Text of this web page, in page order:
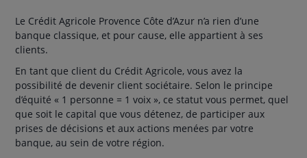
Le Crédit Agricole Provence Côte d’Azur n’a rien d’une
banque classique, et pour cause, elle appartient à ses
clients.
En tant que client du Crédit Agricole, vous avez la
possibilité de devenir client sociétaire. Selon le principe
d’équité « 1 personne = 1 voix », ce statut vous permet, quel
que soit le capital que vous détenez, de participer aux
prises de décisions et aux actions menées par votre
banque, au sein de votre région.